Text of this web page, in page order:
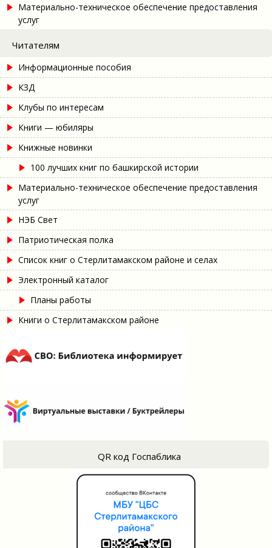
Материально-техническое обеспечение предоставления
услуг
Читателям
Информационные пособия
КЗД
Клубы по интересам
Книги — юбиляры
Книжные новинки
100 лучших книг по башкирской истории
Материально-техническое обеспечение предоставления
услуг
НЭБ Свет
Патриотическая полка
Список книг о Стерлитамакском районе и селах
Электронный каталог
Планы работы
Книги о Стерлитамакском районе
QR код Госпаблика